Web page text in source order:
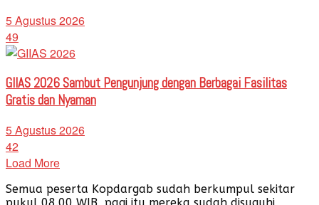
5 Agustus 2026
49
GIIAS 2026 Sambut Pengunjung dengan Berbagai Fasilitas
Gratis dan Nyaman
5 Agustus 2026
42
Load More
Semua peserta Kopdargab sudah berkumpul sekitar